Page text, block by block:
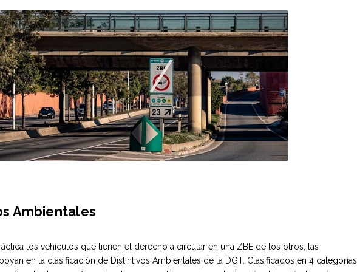
Ambientales
los vehículos que tienen el derecho a circular en una ZBE de los otros, las
en la clasificación de Distintivos Ambientales de la DGT. Clasificados en 4 categorías